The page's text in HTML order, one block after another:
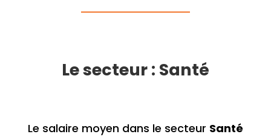
Le secteur : Santé
Le salaire moyen dans le secteur Santé